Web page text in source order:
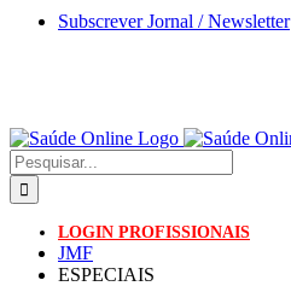
Skip
Subscrever Jornal / Newsletter
Pesquisar
LOGIN PROFISSIONAIS
JMF
ESPECIAIS